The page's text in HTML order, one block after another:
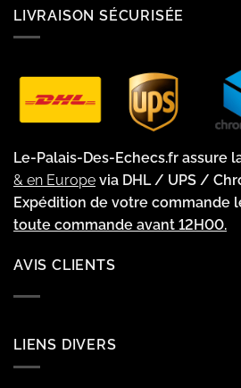
LIVRAISON SÉCURISÉE
Le-Palais-Des-Echecs.fr assure
& en Europe via DHL / UPS /
Expédition de votre commande
toute commande avant 12H00.
AVIS CLIENTS
LIENS DIVERS